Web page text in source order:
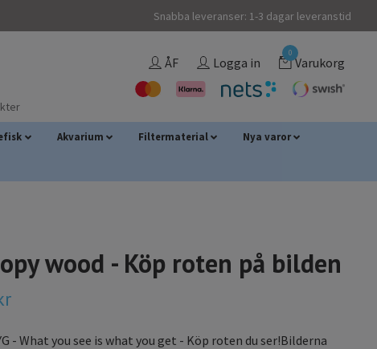
Snabba leveranser: 1-3 dagar leveranstid
ÅF Logga in
0
Varukorg
Akvarium Filtermaterial Nya varor
wood - Köp roten på bilden
- What you see is what you get - Köp roten du ser!Bilderna